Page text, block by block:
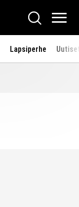
Hae
Lapsiperhe